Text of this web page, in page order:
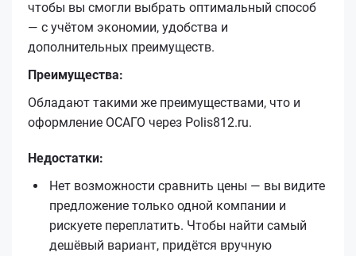
чтобы вы смогли выбрать оптимальный способ
— с учётом экономии, удобства и
дополнительных преимуществ.
Преимущества:
Обладают такими же преимуществами, что и
оформление ОСАГО через Polis812.ru.
Недостатки:
Нет возможности сравнить цены — вы видите
предложение только одной компании и
рискуете переплатить. Чтобы найти самый
дешёвый вариант, придётся вручную